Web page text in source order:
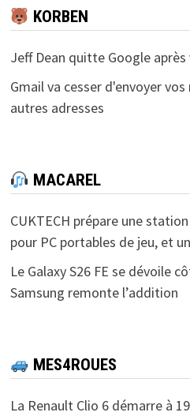
KORBEN
Jeff Dean quitte Google
Gmail va cesser d'envoyer
autres adresses
MACAREL
CUKTECH prépare une
pour PC portables de jeu, et
Le Galaxy S26 FE se dévoile
Samsung remonte l’addition
MES4ROUES
La Renault Clio 6 démarre à